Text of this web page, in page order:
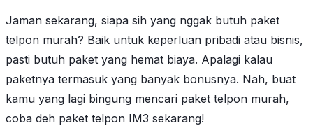
Jaman sekarang, siapa sih yang nggak butuh paket
telpon murah? Baik untuk keperluan pribadi atau bisnis,
pasti butuh paket yang hemat biaya. Apalagi kalau
paketnya termasuk yang banyak bonusnya. Nah, buat
kamu yang lagi bingung mencari paket telpon murah,
coba deh paket telpon IM3 sekarang!